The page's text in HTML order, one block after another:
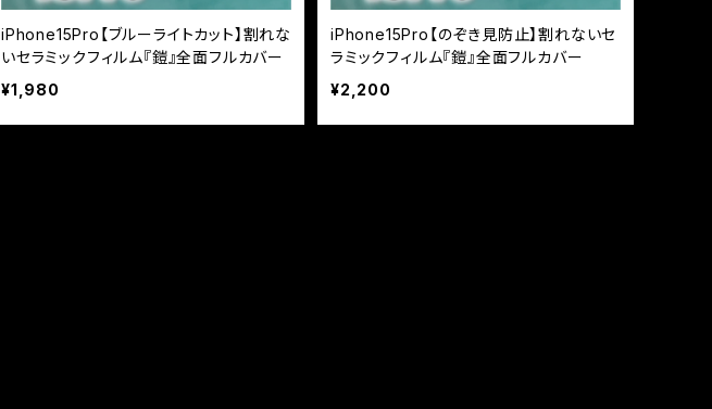
iPhone15Pro【ブルーライトカット】割れな
いセラミックフィルム『鎧』全面フルカバー
¥1,980
iPhone15Pro【のぞき見防止】割れないセ
ラミックフィルム『鎧』全面フルカバー
¥2,200